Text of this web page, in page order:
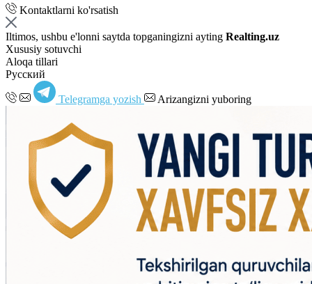
Kontaktlarni ko'rsatish
Iltimos, ushbu e'lonni saytda topganingizni ayting Realting.uz
Xususiy sotuvchi
Aloqa tillari
Русский
Telegramga yozish Arizangizni yuboring